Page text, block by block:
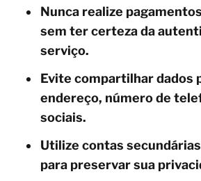
Nunca realize
sem ter certeza da
serviço.
Evite compartilhar dados
endereço, número de
sociais.
Utilize contas
para preservar sua